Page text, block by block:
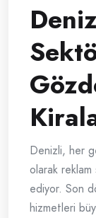
Denizli, her
olarak
ediyor. Son
hizmetleri